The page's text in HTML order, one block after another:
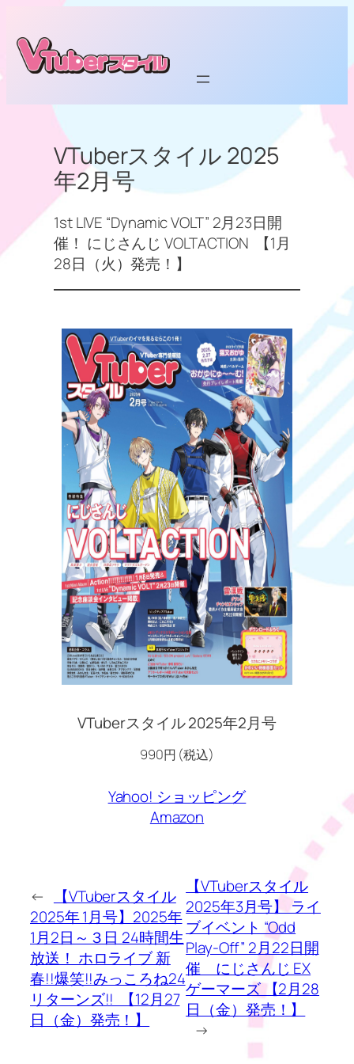
容
を
VTuberスタイル 2025
年2月号
1st LIVE “Dynamic VOLT” 2月23日開
催！ にじさんじ VOLTACTION 【1月
28日（火）発売！】
VTuberスタイル 2025年2月号
990円 (税込)
Yahoo! ショッピング
Amazon
←
【VTuberスタイル
2025年 1月号】2025年
1月2日～３日 24時間生
放送！ ホロライブ 新
春!!爆笑!!みっころね24
リターンズ!! 【12月27
日（金）発売！】
【VTuberスタイル
2025年3月号】 ライ
ブイベント “Odd
Play-Off” 2月22日開
催 にじさんじ EX
ゲーマーズ 【2月28
日（金）発売！】
→